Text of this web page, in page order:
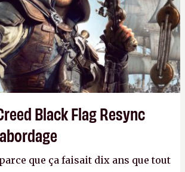
Black Flag Resync
que ça faisait dix ans que tout